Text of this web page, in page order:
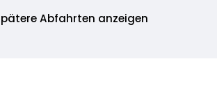
Abfahrten anzeigen